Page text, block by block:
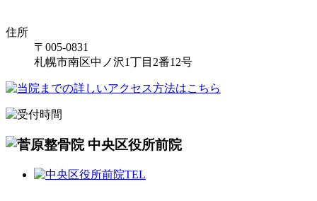
住所
〒005-0831
札幌市南区中ノ沢1丁目2番12号